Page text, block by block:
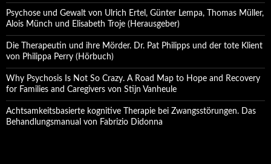
Psychose und Gewalt von Ulrich Ertel, Günter Lempa, Thomas Müller,
Alois Münch und Elisabeth Troje (Herausgeber)
Die Therapeutin und ihre Mörder. Dr. Pat Philipps und der tote Klient
von Philippa Perry (Hörbuch)
Why Psychosis Is Not So Crazy. A Road Map to Hope and Recovery
for Families and Caregivers von Stijn Vanheule
Achtsamkeitsbasierte kognitive Therapie bei Zwangsstörungen. Das
Behandlungsmanual von Fabrizio Didonna